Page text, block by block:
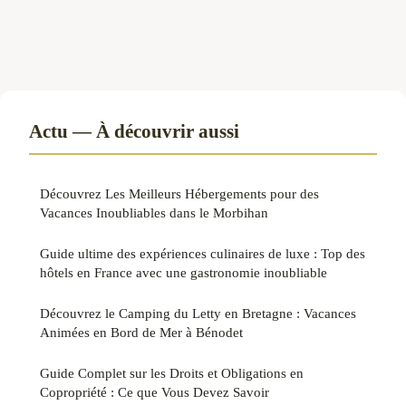
Actu — À découvrir aussi
Découvrez Les Meilleurs Hébergements pour des
Vacances Inoubliables dans le Morbihan
Guide ultime des expériences culinaires de luxe : Top des
hôtels en France avec une gastronomie inoubliable
Découvrez le Camping du Letty en Bretagne : Vacances
Animées en Bord de Mer à Bénodet
Guide Complet sur les Droits et Obligations en
Copropriété : Ce que Vous Devez Savoir